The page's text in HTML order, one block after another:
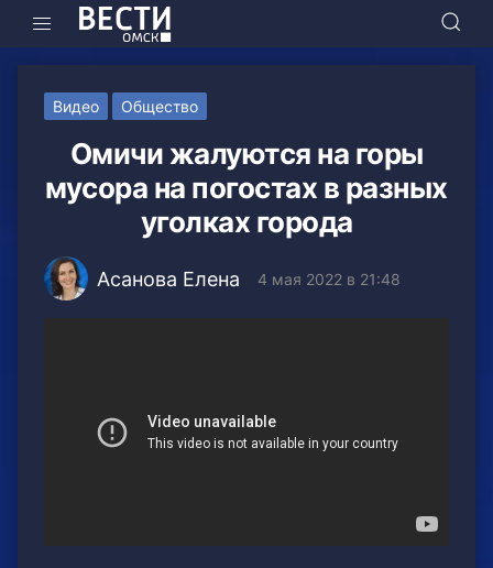
Видео Общество
Омичи жалуются на горы
мусора на погостах в разных
уголках города
Асанова Елена 4 мая 2022 в 21:48